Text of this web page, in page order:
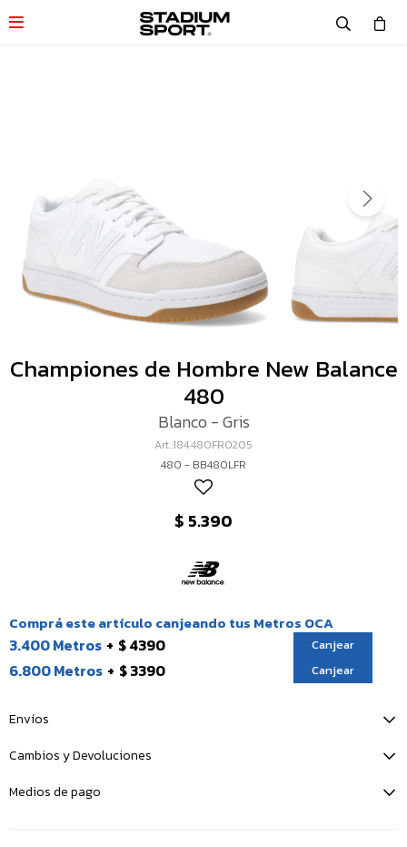

Championes de Hombre New Balance
480
Blanco - Gris
184.480FR0205
480 - BB480LFR
$ 5.390
Comprá este artículo canjeando tus Metros OCA
3.400 Metros $ 4390 Canjear
6.800 Metros $ 3390 Canjear
Envíos
Cambios y Devoluciones
Medios de pago